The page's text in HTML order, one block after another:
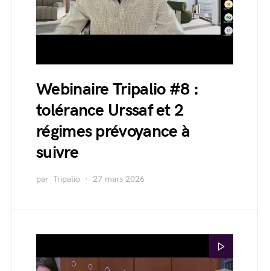
Webinaire Tripalio #8 :
tolérance Urssaf et 2
régimes prévoyance à
suivre
par Tripalio 27 mars 2026